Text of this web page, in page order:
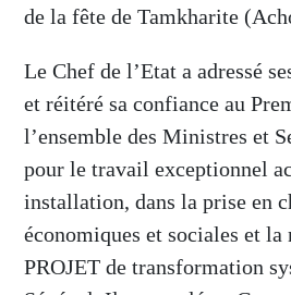
de la fête de Tamkharite
Le Chef de l’Etat a adressé
et réitéré sa confiance au
l’ensemble des Ministres et
pour le travail exceptionnel
installation, dans la prise en
économiques et sociales et
PROJET de transformation